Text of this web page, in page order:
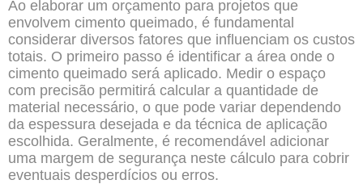
Ao elaborar um orçamento para projetos que
envolvem cimento queimado, é fundamental
considerar diversos fatores que influenciam os custos
totais. O primeiro passo é identificar a área onde o
cimento queimado será aplicado. Medir o espaço
com precisão permitirá calcular a quantidade de
material necessário, o que pode variar dependendo
da espessura desejada e da técnica de aplicação
escolhida. Geralmente, é recomendável adicionar
uma margem de segurança neste cálculo para cobrir
eventuais desperdícios ou erros.